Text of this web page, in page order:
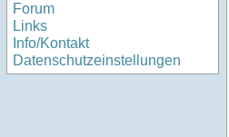
Forum
Links
Info/Kontakt
Datenschutzeinstellungen